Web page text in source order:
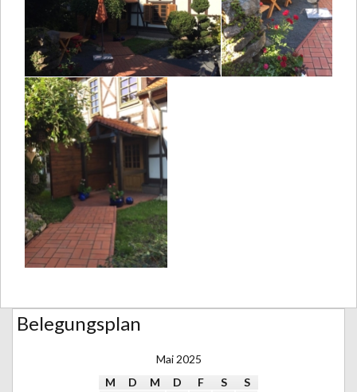
Belegungsplan
Mai 2025
M
D M D F S S